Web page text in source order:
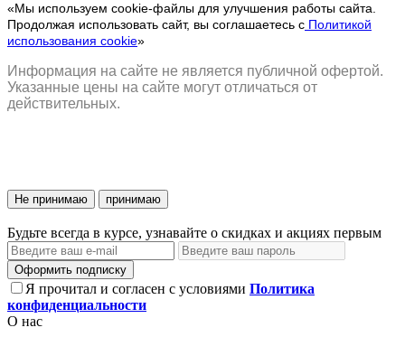
«Мы используем cookie-файлы для улучшения работы сайта.
Продолжая использовать сайт, вы соглашаетесь с Политикой
использования cookie»
Информация на сайте не является публичной офертой.
Указанные цены на сайте могут отличаться от
действительных.
Не принимаю принимаю
Будьте всегда в курсе, узнавайте о скидках и акциях первым
Оформить подписку
Я прочитал и согласен с условиями Политика
конфиденциальности
О нас